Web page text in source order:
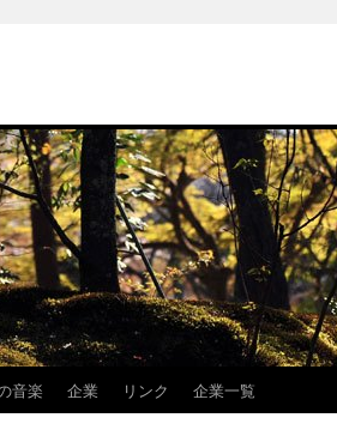
音楽 企業 リンク 企業一覧